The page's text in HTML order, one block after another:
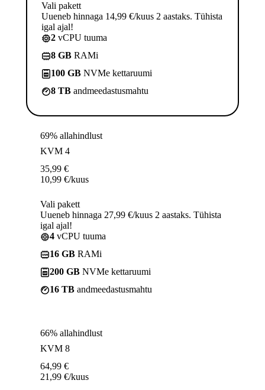
Vali pakett
Uueneb hinnaga 14,99 €/kuus 2 aastaks. Tühista
igal ajal!
2 vCPU tuuma
8 GB RAMi
100 GB NVMe kettaruumi
8 TB andmeedastusmahtu
69% allahindlust
KVM 4
35,99 €
10,99 €/kuus
Vali pakett
Uueneb hinnaga 27,99 €/kuus 2 aastaks. Tühista
igal ajal!
4 vCPU tuuma
16 GB RAMi
200 GB NVMe kettaruumi
16 TB andmeedastusmahtu
66% allahindlust
KVM 8
64,99 €
21,99 €/kuus